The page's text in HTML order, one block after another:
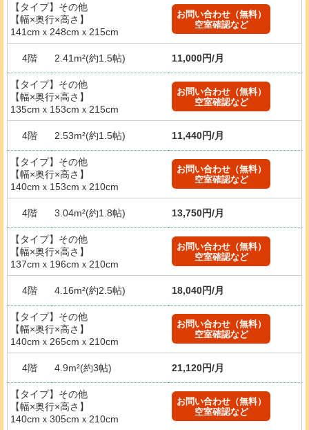
【タイプ】その他
【幅×奥行×高さ】
141cmｘ248cmｘ215cm
お問い合わせ（無料）
空室確認など
4階 2.41m²(約1.5帖) 11,000円/月
【タイプ】その他
【幅×奥行×高さ】
135cmｘ153cmｘ215cm
お問い合わせ（無料）
空室確認など
4階 2.53m²(約1.5帖) 11,440円/月
【タイプ】その他
【幅×奥行×高さ】
140cmｘ153cmｘ210cm
お問い合わせ（無料）
空室確認など
4階 3.04m²(約1.8帖) 13,750円/月
【タイプ】その他
【幅×奥行×高さ】
137cmｘ196cmｘ210cm
お問い合わせ（無料）
空室確認など
4階 4.16m²(約2.5帖) 18,040円/月
【タイプ】その他
【幅×奥行×高さ】
140cmｘ265cmｘ210cm
お問い合わせ（無料）
空室確認など
4階 4.9m²(約3帖) 21,120円/月
【タイプ】その他
【幅×奥行×高さ】
140cmｘ305cmｘ210cm
お問い合わせ（無料）
空室確認など